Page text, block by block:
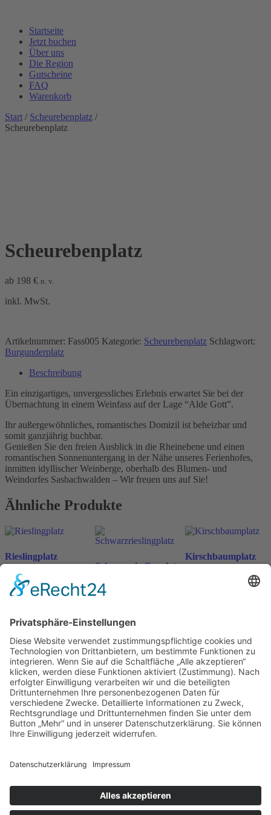
Startseite
Jetzt buchen
Über uns
Die Region
Gutscheine
FAQ
Warenkorb
Start / Scheurebenplatz /
Scheurebenplatz
Scheurebenplatz
ab 198 € n. v.
inkl. MwSt.
Artikelnummer: Fass005 Kategorie: Scheurebenplatz Schlagwort:
Burgunderplatz
Beschreibung
Ein einzigartiges, unvergessliches Erlebnis erwartet Sie bei der
Übernachtung in einem Weinfass auf der Lage “Alde Gott”.
Ihr außergewöhnliches, romantisches Domizil ist beheizbar und
somit ganzjährig buchbar.
Genießen Sie den freien Ausblick in die Rheinebene und einen
romantischen Sonnenuntergang in der Nähe unseres Ferienhofes,
inmitten idyllischer Weinberge, oberhalb des Blumen- und
Weindorfes Sasbachwalden – Wir freuen uns auf Sie!
Ähnliche Produkte
Rieslingplatz
inkl. MwSt.
Schwarzrieslingplatz
Kirschbaumplatz
Öffnungszeiten Büro und Hofladen:
Hofladen:
Montag bis Sonntag von 09:00 – 11:30 Uhr und 14:00 – 18:00 Uhr
Telefonisch erreichen Sie uns:
Montag bis Freitag von 09:00 – 11:30 Uhr
Kasse
Datenschutzerklärung
Allgemeine Geschäftsbedingungen (AGB)
Cookie-Einstellungen